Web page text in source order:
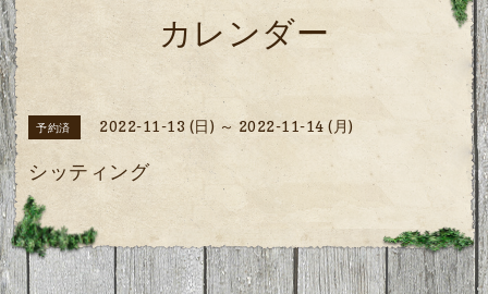
カレンダー
予約済 2022-11-13 (日) ～ 2022-11-14 (月)
シッティング